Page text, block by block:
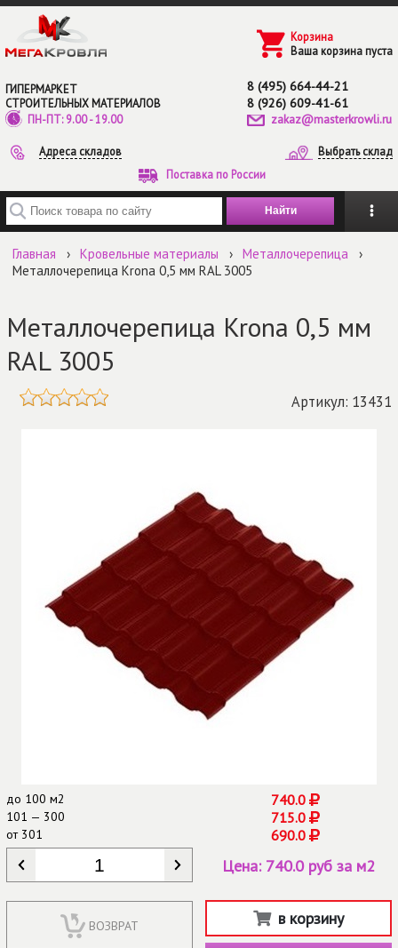
Перейти к основному содержанию
ГИПЕРМАРКЕТ
СТРОИТЕЛЬНЫХ МАТЕРИАЛОВ
ПН-ПТ: 9.00 - 19.00
8 (495) 664-44-21
8 (926) 609-41-61
zakaz@masterkrowli.ru
Адреса складов
Выбрать склад
Поставка по России
Корзина
Ваша корзина пуста
Введите ключевые слова для поиска
Главная › Кровельные материалы › Металлочерепица
›
Металлочерепица Krona 0,5 мм RAL 3005
Металлочерепица Krona 0,5 мм
RAL 3005
Артикул: 13431
до 100 м2 740.0
101 — 300 715.0
от301 690.0
КОЛИЧЕСТВО
ВОЗВРАТ
Цена: 740.0 руб за м2
в корзину